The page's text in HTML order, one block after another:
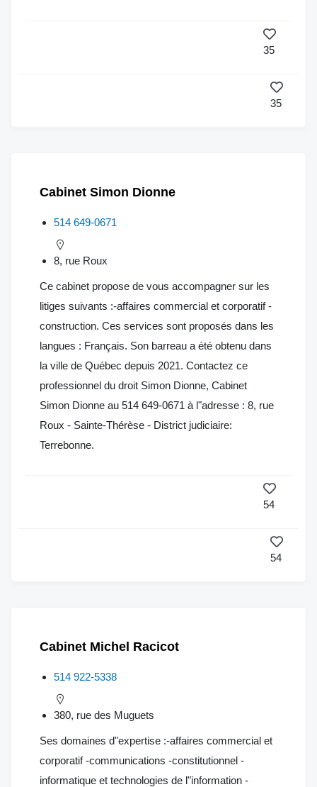
35
35
Cabinet Simon Dionne
514 649-0671
8, rue Roux
Ce cabinet propose de vous accompagner sur les
litiges suivants :-affaires commercial et corporatif -
construction. Ces services sont proposés dans les
langues : Français. Son barreau a été obtenu dans
la ville de Québec depuis 2021. Contactez ce
professionnel du droit Simon Dionne, Cabinet
Simon Dionne au 514 649-0671 à l"adresse : 8, rue
Roux - Sainte-Thérèse - District judiciaire:
Terrebonne.
54
54
Cabinet Michel Racicot
514 922-5338
380, rue des Muguets
Ses domaines d"expertise :-affaires commercial et
corporatif -communications -constitutionnel -
informatique et technologies de l"information -